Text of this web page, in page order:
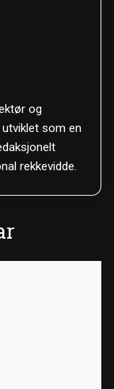
og
som en
rekkevidde.